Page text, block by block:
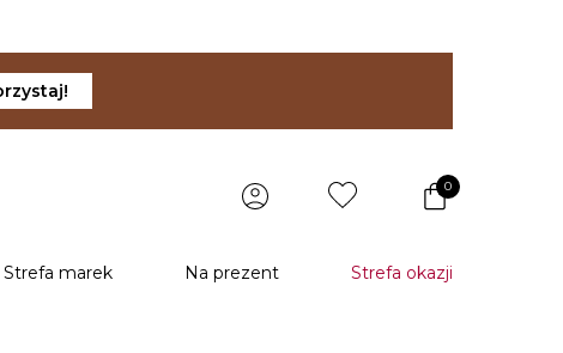
0
Strefa marek Na prezent Strefa okazji